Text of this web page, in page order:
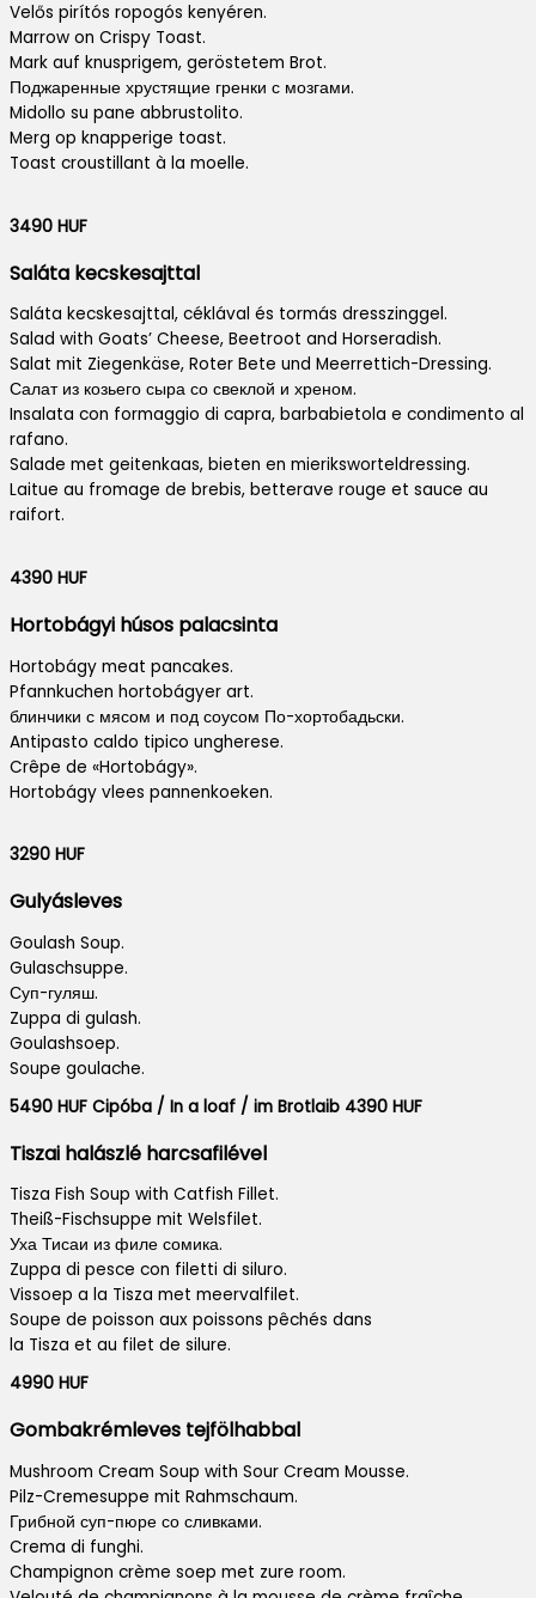
Velős pirítós ropogós kenyéren.
Marrow on Crispy Toast.
Mark auf knusprigem, geröstetem Brot.
Поджаренные хрустящие гренки с мозгами.
Midollo su pane abbrustolito.
Merg op knapperige toast.
Toast croustillant à la moelle.
3490 HUF
Saláta kecskesajttal
Saláta kecskesajttal, céklával és tormás dresszinggel.
Salad with Goats’ Cheese, Beetroot and Horseradish.
Salat mit Ziegenkäse, Roter Bete und Meerrettich-Dressing.
Салат из козьего сыра со свеклой и хреном.
Insalata con formaggio di capra, barbabietola e condimento al
rafano.
Salade met geitenkaas, bieten en mieriksworteldressing.
Laitue au fromage de brebis, betterave rouge et sauce au
raifort.
4390 HUF
Hortobágyi húsos palacsinta
Hortobágy meat pancakes.
Pfannkuchen hortobágyer art.
блинчики с мясом и под соусом По-хортобадьски.
Antipasto caldo tipico ungherese.
Crêpe de «Hortobágy».
Hortobágy vlees pannenkoeken.
3290 HUF
Gulyásleves
Goulash Soup.
Gulaschsuppe.
Суп-гуляш.
Zuppa di gulash.
Goulashsoep.
Soupe goulache.
5490 HUF Cipóba / In a loaf / im Brotlaib 4390 HUF
Tiszai halászlé harcsafilével
Tisza Fish Soup with Catfish Fillet.
Theiß-Fischsuppe mit Welsfilet.
Уха Тисаи из филе сомика.
Zuppa di pesce con filetti di siluro.
Vissoep a la Tisza met meervalfilet.
Soupe de poisson aux poissons pêchés dans
la Tisza et au filet de silure.
4990 HUF
Gombakrémleves tejfölhabbal
Mushroom Cream Soup with Sour Cream Mousse.
Pilz-Cremesuppe mit Rahmschaum.
Грибной суп-пюре со сливками.
Crema di funghi.
Champignon crème soep met zure room.